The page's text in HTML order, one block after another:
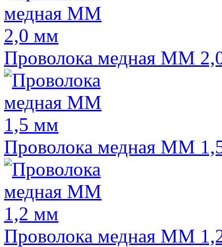
Проволока медная ММ
Проволока медная ММ
Проволока медная ММ